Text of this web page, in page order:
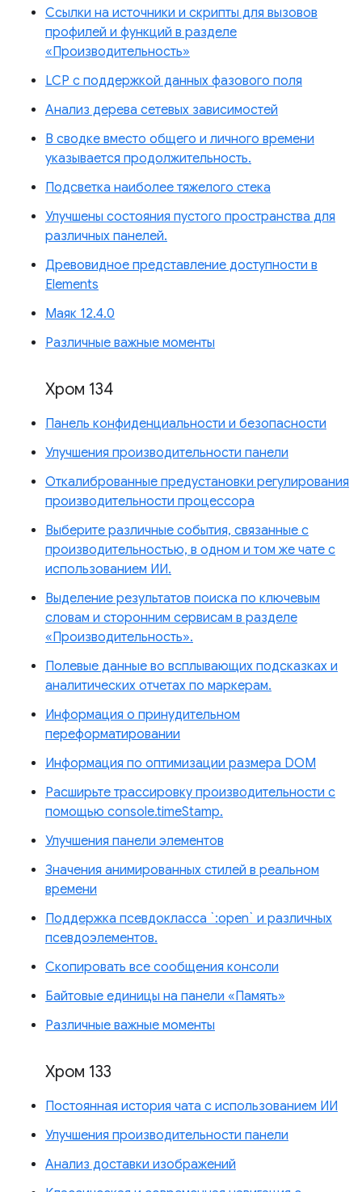
Ссылки на источники и скрипты для вызовов
профилей и функций в разделе
«Производительность»
LCP с поддержкой данных фазового поля
Анализ дерева сетевых зависимостей
В сводке вместо общего и личного времени
указывается продолжительность.
Подсветка наиболее тяжелого стека
Улучшены состояния пустого пространства для
различных панелей.
Древовидное представление доступности в
Elements
Маяк 12.4.0
Различные важные моменты
Хром 134
Панель конфиденциальности и безопасности
Улучшения производительности панели
Откалиброванные предустановки регулирования
производительности процессора
Выберите различные события, связанные с
производительностью, в одном и том же чате с
использованием ИИ.
Выделение результатов поиска по ключевым
словам и сторонним сервисам в разделе
«Производительность».
Полевые данные во всплывающих подсказках и
аналитических отчетах по маркерам.
Информация о принудительном
переформатировании
Информация по оптимизации размера DOM
Расширьте трассировку производительности с
помощью console.timeStamp.
Улучшения панели элементов
Значения анимированных стилей в реальном
времени
Поддержка псевдокласса `:open` и различных
псевдоэлементов.
Скопировать все сообщения консоли
Байтовые единицы на панели «Память»
Различные важные моменты
Хром 133
Постоянная история чата с использованием ИИ
Улучшения производительности панели
Анализ доставки изображений